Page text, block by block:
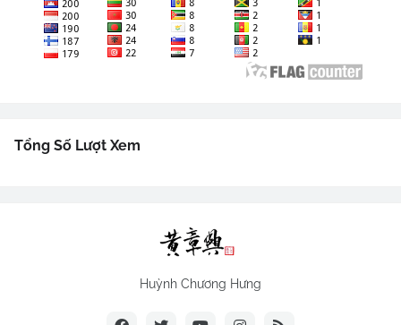
Tổng Số Lượt Xem
Huỳnh Chương Hưng